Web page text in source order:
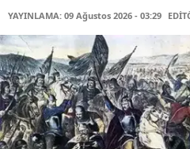
YAYINLAMA: 09 Ağustos 2026 - 03:29